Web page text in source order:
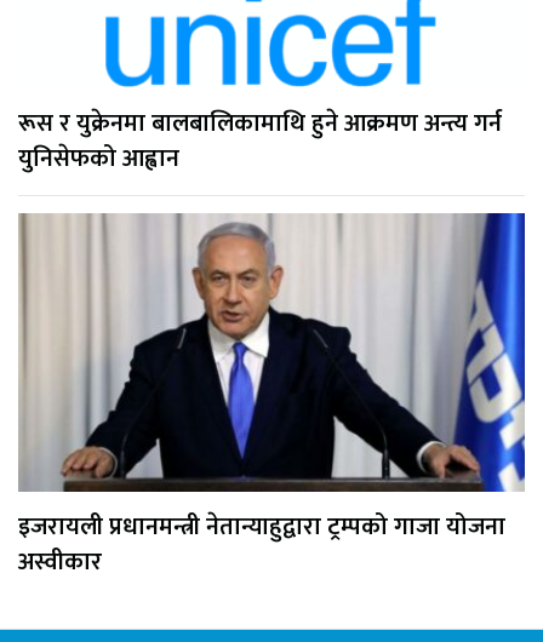
रूस र युक्रेनमा बालबालिकामाथि हुने आक्रमण अन्त्य गर्न
युनिसेफको आह्वान
इजरायली प्रधानमन्त्री नेतान्याहुद्वारा ट्रम्पको गाजा योजना
अस्वीकार